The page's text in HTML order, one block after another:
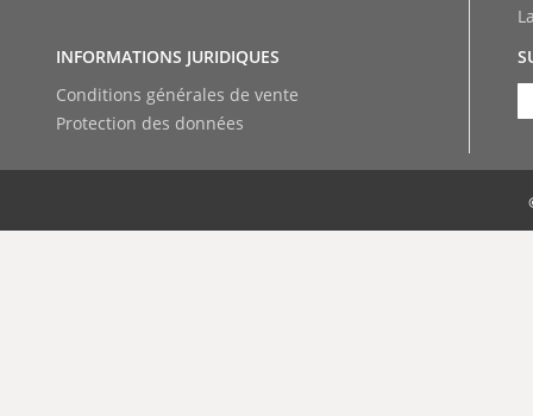
Protection des données
Conditions générales de vente
INFORMATIONS JURIDIQUES